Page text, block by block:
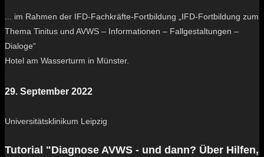
... im Rahmen der IFD-Fachkräfte-Fortbildung „IFD-Fortbildung zum
Thema Tinitus und AVWS – Informationen – Fallgestaltungen –
Dialoge“
Hotel am Wasserturm in Münster.
29. September 2022
Universitätsklinikum Leipzig
Tutorial "Diagnose AVWS - und dann? Über Hilfen,